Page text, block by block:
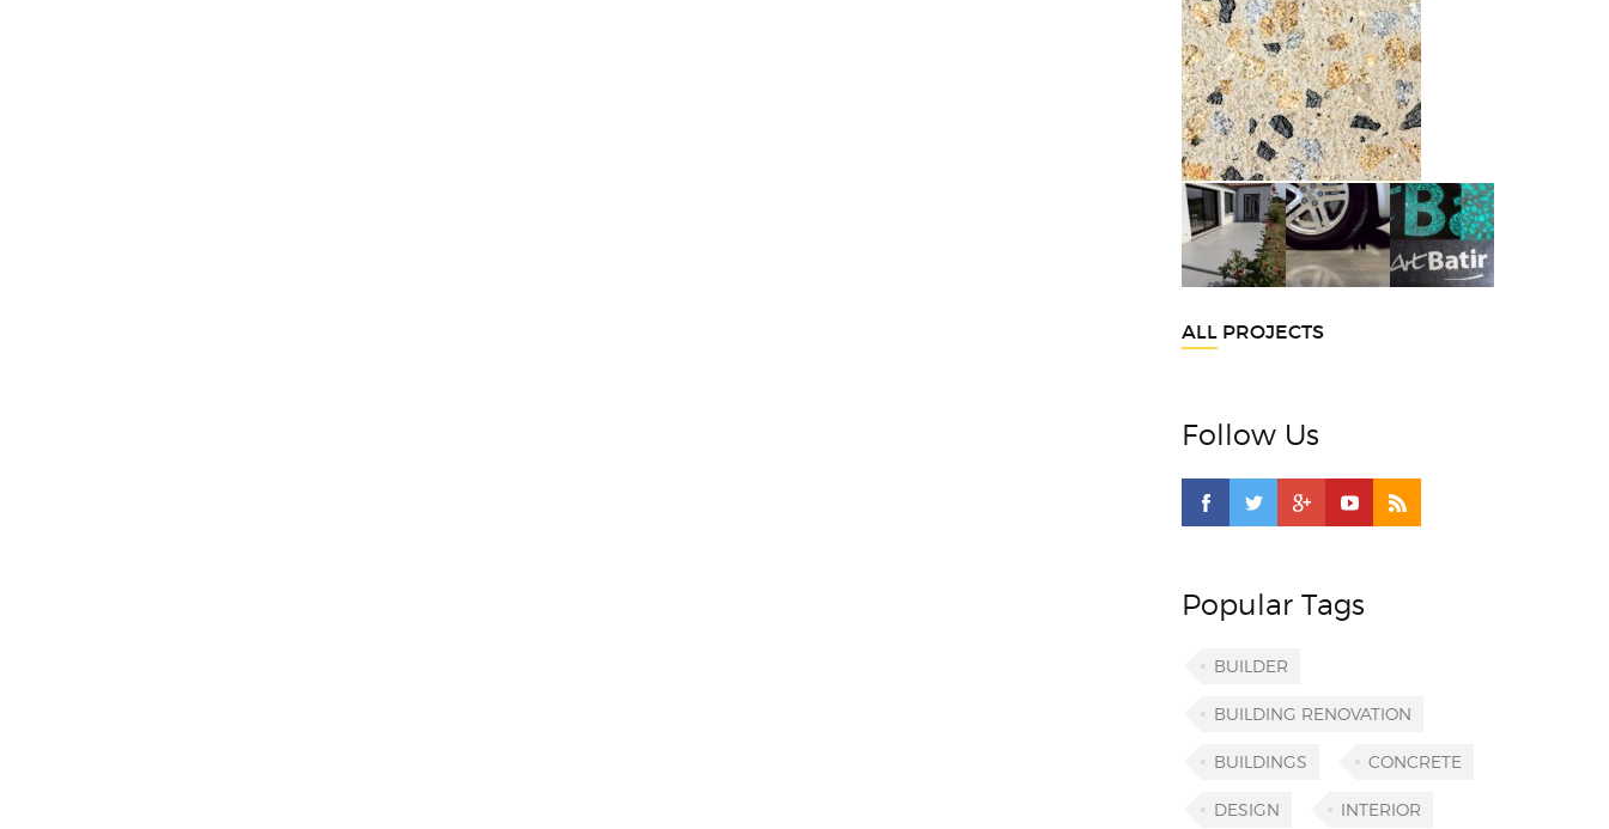
ALL PROJECTS
Follow Us
Popular Tags
BUILDER
BUILDING RENOVATION
BUILDINGS CONCRETE
DESIGN INTERIOR